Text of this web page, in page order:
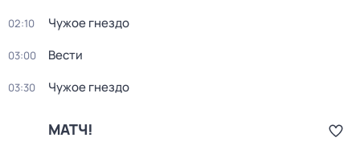
02:10 Чужое гнездо
03:00 Вести
03:30 Чужое гнездо
МАТЧ!